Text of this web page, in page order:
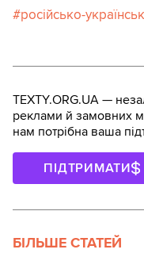
російсько-
TEXTY.ORG.UA —
реклами й замовних
нам потрібна ваша
ПІДТРИМАТИ
БІЛЬШЕ СТАТЕЙ